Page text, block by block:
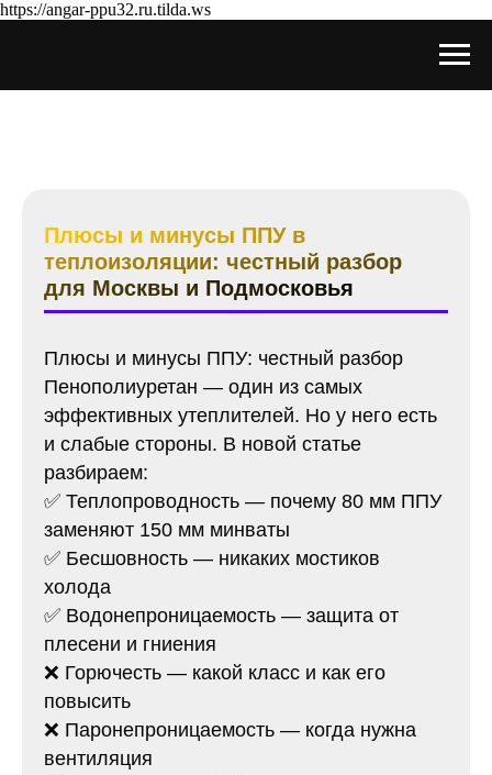
https://angar-ppu32.ru.tilda.ws
Плюсы и минусы ППУ в
теплоизоляции: честный разбор
для Москвы и Подмосковья
Плюсы и минусы ППУ: честный разбор
Пенополиуретан — один из самых
эффективных утеплителей. Но у него есть
и слабые стороны. В новой статье
разбираем:
✅ Теплопроводность — почему 80 мм ППУ
заменяют 150 мм минваты
✅ Бесшовность — никаких мостиков
холода
✅ Водонепроницаемость — защита от
плесени и гниения
❌ Горючесть — какой класс и как его
повысить
❌ Паронепроницаемость — когда нужна
вентиляция